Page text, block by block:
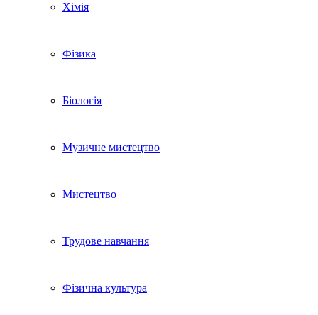
Хімія
Фізика
Біологія
Музичне мистецтво
Мистецтво
Трудове навчання
Фізична культура